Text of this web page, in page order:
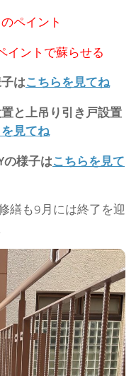
ペイント
イントで蘇らせる
はこちらを見てね
と上吊り引き戸設置
見てね
の様子はこちらを見て
繕も9月には終了を迎